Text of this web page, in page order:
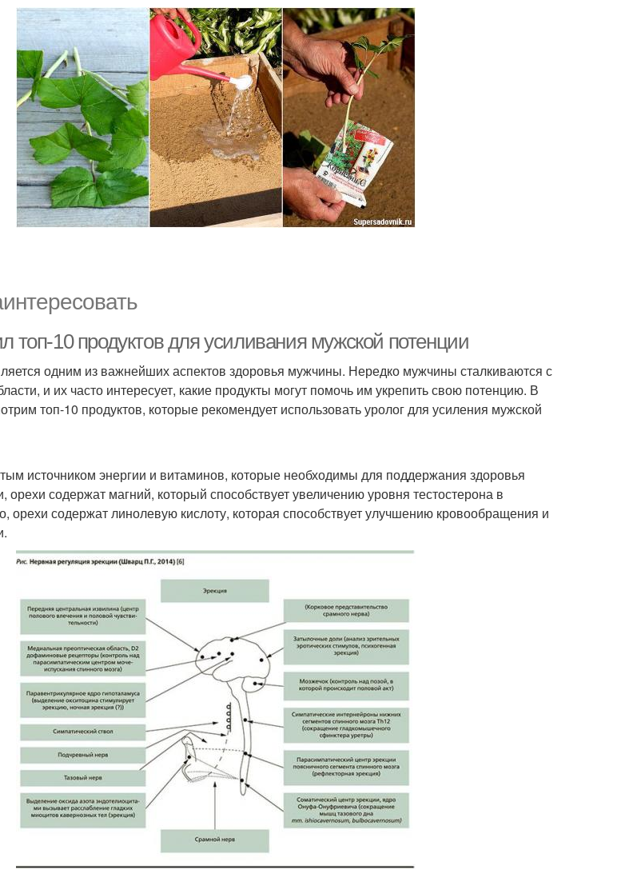
топ-10 продуктов для усиливания мужской потенции
одним из важнейших аспектов здоровья мужчины. Нередко мужчины сталкиваются с
и их часто интересует, какие продукты могут помочь им укрепить свою потенцию. В
топ-10 продуктов, которые рекомендует использовать уролог для усиления мужской
источником энергии и витаминов, которые необходимы для поддержания здоровья
орехи содержат магний, который способствует увеличению уровня тестостерона в
орехи содержат линолевую кислоту, которая способствует улучшению кровообращения и